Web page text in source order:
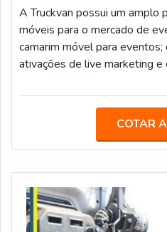
A Truckvan possui um amplo
móveis para o mercado de
camarim móvel para
ativações de live marketing e
veículos de luxo para
UNIDADE É UMA DAS
Truckvan oferece esse
podendo ser customiza
COTAR